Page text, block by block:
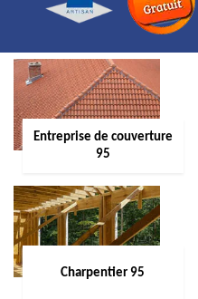
Entreprise de couverture
95
Charpentier 95